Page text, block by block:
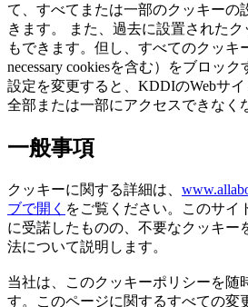
て、すべてまたは一部のクッキーの
きます。 また、過去に設置された
もできます。但し、すべてのクッキ
necessary cookiesを含む）をブロッ
設定を変更すると、KDDIのWebサ
全部または一部にアクセスできなく
一般事項
クッキーに関する詳細は、
ブで開く をご覧ください。このサイ
に受諾したものの、不要なクッキー
法について説明します。
当社は、このクッキーポリシーを随
す。このページに関するすべての変